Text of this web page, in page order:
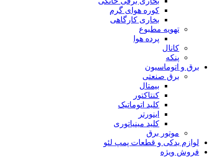
کوره هوای گرم
بخاری کارگاهی
تهویه مطبوع
پرده هوا
کانال
پنکه
برق و اتوماسیون
برق صنعتی
بیمتال
کنتاکتور
کلید اتوماتیک
اینورتر
کلید مینیاتوری
موتور برق
لوازم یدکی و قطعات پمپ لئو
فروش ویژه